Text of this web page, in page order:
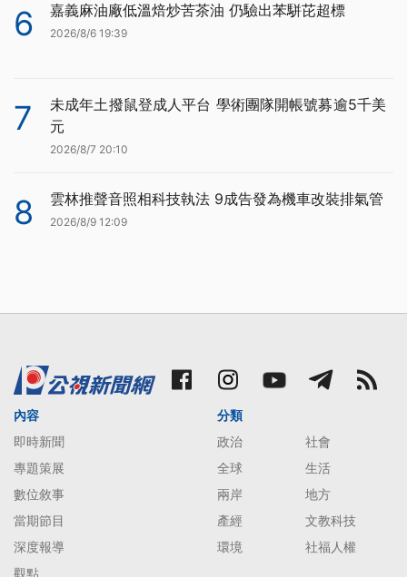
6 嘉義麻油廠低溫焙炒苦茶油 仍驗出苯駢芘超標
2026/8/6 19:39
7
未成年土撥鼠登成人平台 學術團隊開帳號募逾5千美
元
2026/8/7 20:10
8 雲林推聲音照相科技執法 9成告發為機車改裝排氣管
2026/8/9 12:09
內容
即時新聞
專題策展
數位敘事
當期節目
深度報導
觀點
分類
政治
社會
全球
生活
兩岸
地方
產經
文教科技
環境
社福人權